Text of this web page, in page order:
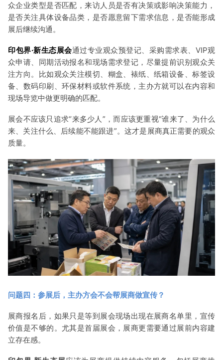
众企业类型是否匹配，来访人员是否有决策或影响决策能力，
是否关注具体设备品类，是否愿意留下需求信息，是否能形成
展后继续沟通。
印包界·新生态展会通过专业观众预登记、采购需求表、VIP观
众申请、同期活动报名和现场需求登记，尽量提前识别观众关
注方向。比如观众关注模切、糊盒、裱纸、纸箱设备、标签设
备、数码印刷、环保材料或软件系统，主办方就可以在内容和
现场导览中做更明确的匹配。
展会不应该只追求“来多少人”，而应该更重视“谁来了、为什么
来、关注什么、后续能不能跟进”。这才是展商真正需要的观众
质量。
问题四：参展后，主办方会不会帮展商做宣传？
展商报名后，如果只是等到展会现场出现在展商名单里，宣传
价值是不够的。尤其是首届展会，展商更需要通过展前内容建
立存在感。